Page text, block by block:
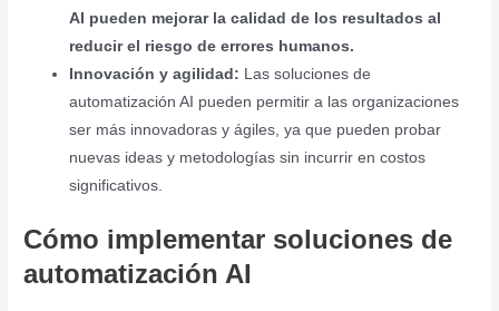
AI pueden mejorar la calidad de los resultados al
reducir el riesgo de errores humanos.
Innovación y agilidad: Las soluciones de
automatización AI pueden permitir a las organizaciones
ser más innovadoras y ágiles, ya que pueden probar
nuevas ideas y metodologías sin incurrir en costos
significativos.
Cómo implementar soluciones de
automatización AI